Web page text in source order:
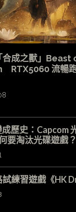
合成之獸」Beast
流暢跑
成歷史：Capcom
要淘汰光碟遊戲？
練習遊戲《HK